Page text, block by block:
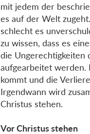
mit jedem der
es auf der Welt
schlecht es
zu wissen, dass es
die Ungerechtigkeiten
aufgearbeitet werden.
kommt und die
Irgendwann wird
Christus stehen.
Vor Christus stehen